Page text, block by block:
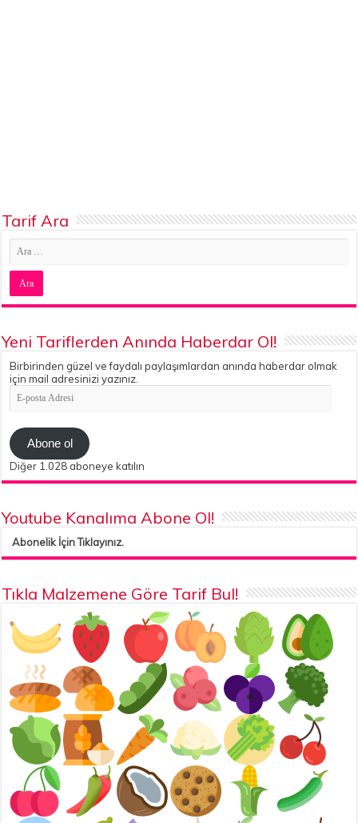
Tarif Ara
Yeni Tariflerden Anında Haberdar Ol!
Birbirinden güzel ve faydalı paylaşımlardan anında haberdar olmak
için mail adresinizi yazınız.
E-
posta
Abone ol
Diğer 1.028 aboneye katılın
Youtube Kanalıma Abone Ol!
Abonelik İçin Tıklayınız.
Tıkla Malzemene Göre Tarif Bul!